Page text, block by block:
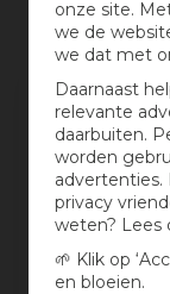
onze site.
we de
we dat met
Daarnaast
relevante
daarbuiten.
worden
advertenties.
privacy
weten? Lees
🌱 Klik op
en bloeien.
Schrijf een
Deel jouw
maandelijks
Beoordeling:*